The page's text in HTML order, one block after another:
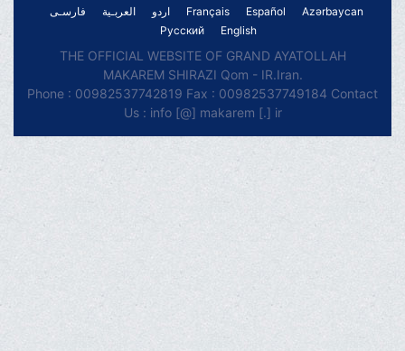
فارسـی العربـیة اردو Français Español
Azərbaycan
Русский
English
THE OFFICIAL WEBSITE OF GRAND AYATOLLAH
MAKAREM SHIRAZI Qom - IR.Iran.
Phone : 00982537742819 Fax : 00982537749184 Contact
Us : info [@] makarem [.] ir